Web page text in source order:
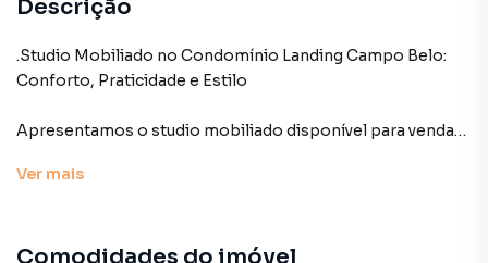
Descrição
.Studio Mobiliado no Condomínio Landing Campo Belo:
Conforto, Praticidade e Estilo
Apresentamos o studio mobiliado disponível para venda
Vieira de Morais, 1936, na Zona Sul de São Paulo. Com uma
conforto no dia a dia.
Ver mais
Comodidades do imóvel